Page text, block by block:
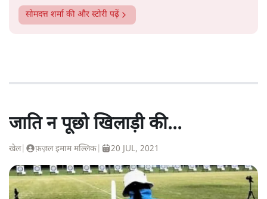
सोमदत्त शर्मा की और स्टोरी पढ़ें
जाति न पूछो खिलाड़ी की...
खेल| फ़ज़ल इमाम मल्लिक 20 JUL, 2021